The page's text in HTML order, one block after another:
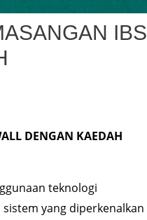
IBS
DENGAN KAEDAH
teknologi
yang diperkenalkan